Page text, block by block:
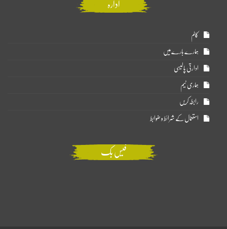
ادارہ
کالم
ہمارے بارے میں
ادارتی پالیسی
ہماری ٹیم
رابطہ کریں
استعمال کے شرائط و ضوابط
فیس بک